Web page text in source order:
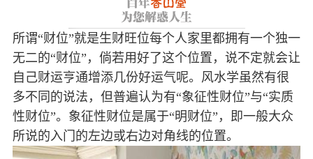
所谓“财位”就是生财旺位每个人家里都拥有一个独一
无二的“财位”，倘若用好了这个位置，说不定就会让
自己财运亨通增添几份好运气呢。风水学虽然有很
多不同的说法，但普遍认为有“象征性财位”与“实质
性财位”。象征性财位是属于“明财位”，即一般大众
所说的入门的左边或右边对角线的位置。